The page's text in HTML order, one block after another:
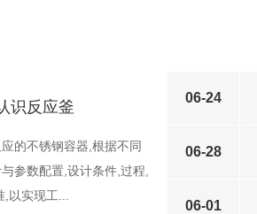
识反应釜
的不锈钢容器,根据不同
参数配置,设计条件,过程,
以实现工...
06-24
06-28
06-01